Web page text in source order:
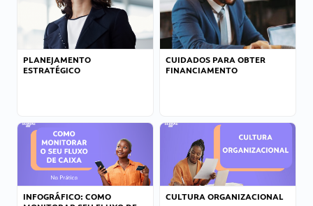
PLANEJAMENTO
ESTRATÉGICO
CUIDADOS PARA OBTER
FINANCIAMENTO
INFOGRÁFICO: COMO
CULTURA ORGANIZACIONAL